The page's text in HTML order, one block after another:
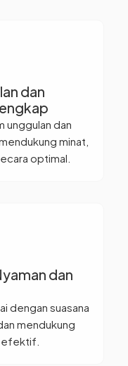
dan
unggulan dan
minat,
optimal.
dan
dengan suasana
mendukung